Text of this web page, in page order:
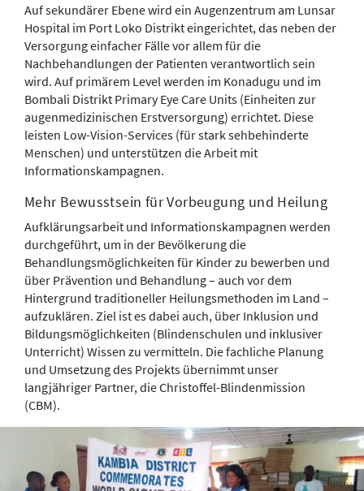
Auf sekundärer Ebene wird ein Augenzentrum am Lunsar
Hospital im Port Loko Distrikt eingerichtet, das neben der
Versorgung einfacher Fälle vor allem für die
Nachbehandlungen der Patienten verantwortlich sein
wird. Auf primärem Level werden im Konadugu und im
Bombali Distrikt Primary Eye Care Units (Einheiten zur
augenmedizinischen Erstversorgung) errichtet. Diese
leisten Low-Vision-Services (für stark sehbehinderte
Menschen) und unterstützen die Arbeit mit
Informationskampagnen.
Mehr Bewusstsein für Vorbeugung und Heilung
Aufklärungsarbeit und Informationskampagnen werden
durchgeführt, um in der Bevölkerung die
Behandlungsmöglichkeiten für Kinder zu bewerben und
über Prävention und Behandlung – auch vor dem
Hintergrund traditioneller Heilungsmethoden im Land –
aufzuklären. Ziel ist es dabei auch, über Inklusion und
Bildungsmöglichkeiten (Blindenschulen und inklusiver
Unterricht) Wissen zu vermitteln. Die fachliche Planung
und Umsetzung des Projekts übernimmt unser
langjähriger Partner, die Christoffel-Blindenmission
(CBM).